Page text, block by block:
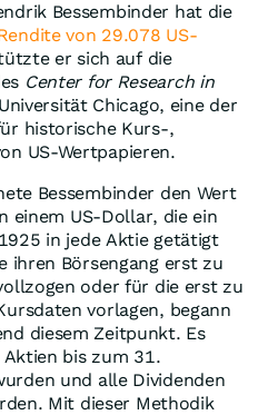
Bessembinder hat die
von 29.078 US-
er sich auf die
Center for Research in
Chicago, eine der
historische Kurs-,
US-Wertpapieren.
Bessembinder den Wert
einem US-Dollar, die ein
in jede Aktie getätigt
ihren Börsengang erst zu
oder für die erst zu
vorlagen, begann
diesem Zeitpunkt. Es
bis zum 31.
und alle Dividenden
Mit dieser Methodik